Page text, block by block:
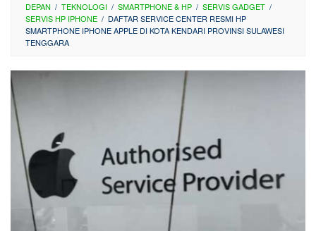
DEPAN / TEKNOLOGI / SMARTPHONE & HP / SERVIS GADGET /
SERVIS HP IPHONE / DAFTAR SERVICE CENTER RESMI HP
SMARTPHONE IPHONE APPLE DI KOTA KENDARI PROVINSI SULAWESI
TENGGARA